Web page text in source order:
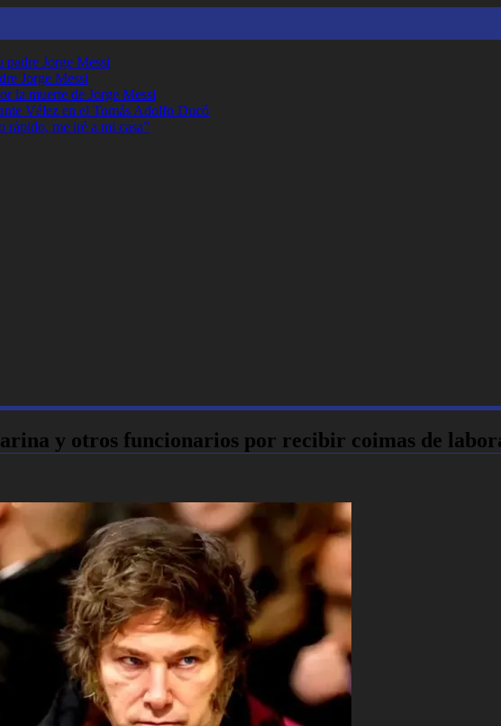
padre Jorge Messi
Jorge Messi
la muerte de Jorge Messi
Vélez en el Tomás Adolfo Ducó
rápido, me iré a mi casa”
y otros funcionarios por recibir coimas de